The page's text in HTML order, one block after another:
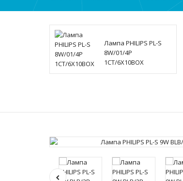
Лампа PHILIPS PL-S
8W/01/4P
1CT/6X10BOX